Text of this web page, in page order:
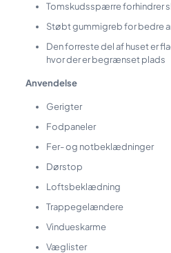
Tomskudsspærre forhindrer
Støbt gummigreb for bedre
Den forreste del af huset er
hvor der er begrænset plads
Anvendelse
Gerigter
Fodpaneler
Fer- og notbeklædninger
Dørstop
Loftsbeklædning
Trappegelændere
Vindueskarme
Væglister